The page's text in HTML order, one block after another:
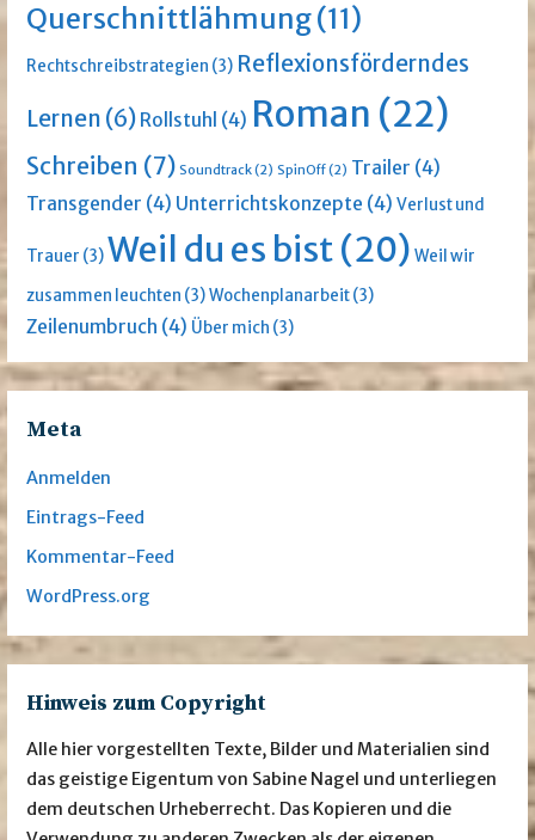
Querschnittlähmung(11)
Rechtschreibstrategien (3) Reflexionsförderndes
Lernen (6) Rollstuhl (4) Roman (22)
Schreiben (7) Soundtrack(2) SpinOff(2) Trailer (4)
Transgender (4) Unterrichtskonzepte (4) Verlust und
Trauer (3)Weil du es bist(20) Weil wir
zusammen leuchten (3)Wochenplanarbeit(3)
Zeilenumbruch (4) Über mich (3)
Meta
Anmelden
Eintrags-Feed
Kommentar-Feed
WordPress.org
Hinweis zum Copyright
Alle hier vorgestellten Texte, Bilder und Materialien sind
das geistige Eigentum von Sabine Nagel und unterliegen
dem deutschen Urheberrecht. Das Kopieren und die